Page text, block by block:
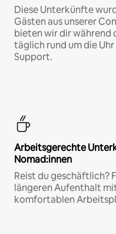
Diese Unterkünfte
Gästen aus unserer
bieten wir dir während
täglich rund um die
Support.
Arbeitsgerechte
Nomad:innen
Reist du geschäftlich?
längeren Aufenthalt
komfortablen